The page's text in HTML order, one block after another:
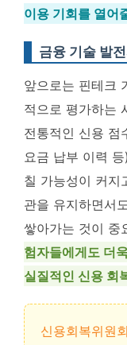
이용 기회를 열어
금융 기술 발
앞으로는 핀테크
적으로 평가하는
전통적인 신용 점
요금 납부 이력
칠 가능성이 커지
관을 유지하면서
쌓아가는 것이 중
험자들에게도 더
실질적인 신용 회
신용회복위원